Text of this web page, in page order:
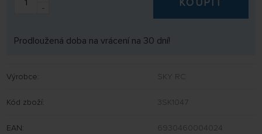
-
KOUPIT
Prodloužená doba na vrácení na 30 dní!
Výrobce: SKY RC
Kód zboží: 3SK1047
EAN: 6930460004024